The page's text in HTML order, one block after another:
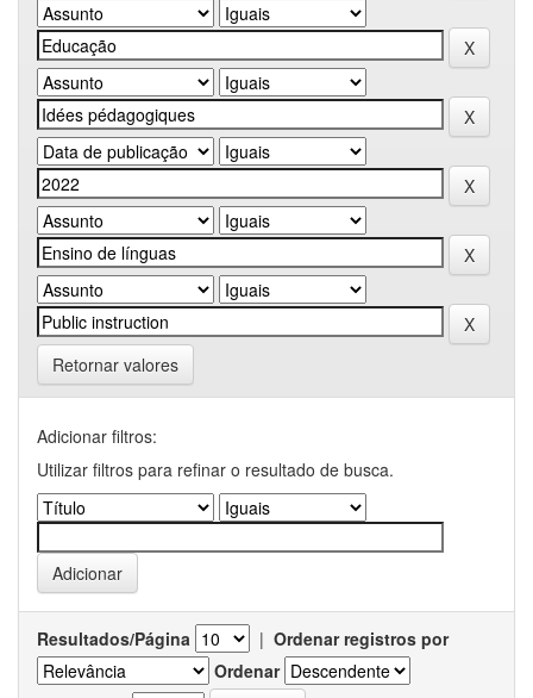
Retornar valores
Adicionar filtros:
Utilizar filtros para refinar o resultado de busca.
Resultados/Página | Ordenar registros por
Ordenar